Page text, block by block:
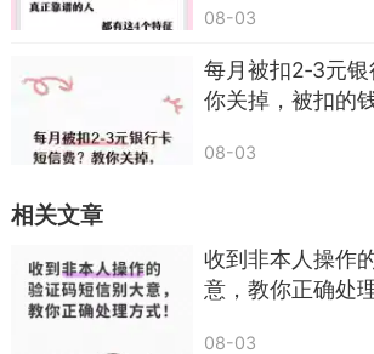
08-03
每月被扣2‑3元
你关掉，被扣的
08-03
相关文章
收到非本人操作
意，教你正确处
08-03